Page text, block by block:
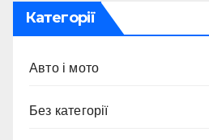
Категорії
Авто і мото
Без категорії